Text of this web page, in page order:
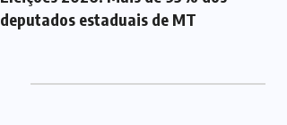
deputados estaduais de MT